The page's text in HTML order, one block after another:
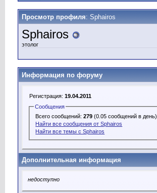
Просмотр профиля: Sphairos
Sphairos
этолог
Информация по форуму
Регистрация: 19.04.2011
Сообщения
Всего сообщений:279 (0.05 сообщений в день)
Найти все сообщения от Sphairos
Найти все темы с Sphairos
Дополнительная информация
недоступно